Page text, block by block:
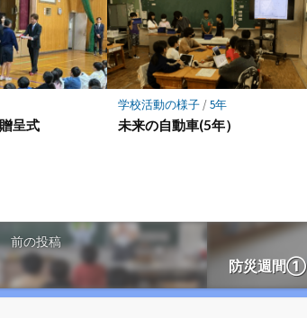
呈式
学校活動の様子/5年
未来の自動車(5年）
前の投稿
防災週間①